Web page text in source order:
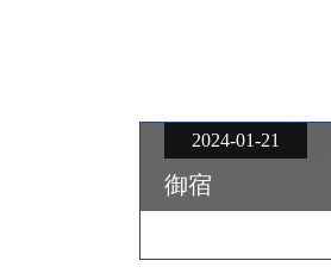
2024-01-21
御宿